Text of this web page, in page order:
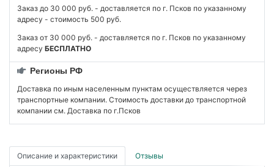
Заказ до 30 000 руб. - доставляется по г. Псков по указанному
адресу - стоимость 500 руб.
Заказ от 30 000 руб. - доставляется по г. Псков по указанному
адресу БЕСПЛАТНО
Регионы РФ
Доставка по иным населенным пунктам осуществляется через
транспортные компании. Стоимость доставки до транспортной
компании см. Доставка по г.Псков
Описание и характеристики Отзывы